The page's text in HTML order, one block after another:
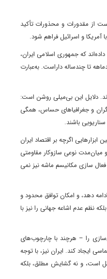
از مقدورات و محذورات تأکید
آمریکا و اسرائیل فراهم شود.
که جمهوری اسلامی ایران،
تا چندساله داراست. به‌عبارت
دلایل این بی‌میلی روشن است:
و جغرافیاهای حساس، همگی
باشند.
اگرچه بر اقتصاد ایران
و میان‌مدت نوعی سازوکار مقاومتی
سازی مکانیسم ماشه نیز نمی
دهد، و امکان توافق محدود و
نظم عدم اشاعه جهانی را نیز با
را – هرچند با چارچوب‌های
ایجاد کند. ایران نیز، با توجه
است، و نه گشایش مطلق، بلکه